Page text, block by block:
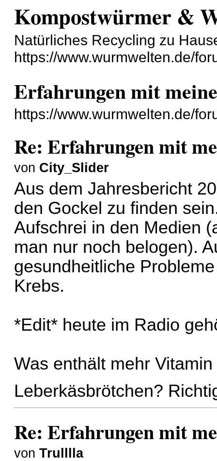
Kompostwürmer &
Natürliches Recycling zu
https://www.wurmwelten.de/
Erfahrungen mit
https://www.wurmwelten.de/
Re: Erfahrungen mit
von City_Slider
Aus dem Jahresbericht
den Gockel zu finden
Aufschrei in den Medien
man nur noch belogen).
gesundheitliche
Krebs.
*Edit* heute im Radio
Was enthält mehr
Leberkäsbrötchen?
Re: Erfahrungen mit
vonTrulllla